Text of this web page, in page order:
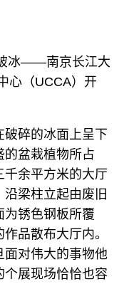
冰——南京长江大
心（UCCA）开
碎的冰面上呈下
的盆栽植物所占
余平方米的大厅
梁柱立起由废旧
为锈色钢板所覆
品散布大厅内。
面对伟大的事物他
个展现场恰恰也容